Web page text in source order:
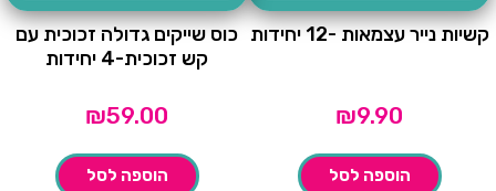
קשיות נייר עצמאות -12 יחידות
₪9.90
הוספה לסל
כוס שייקים גדולה זכוכית עם
קש זכוכית-4 יחידות
₪59.00
הוספה לסל